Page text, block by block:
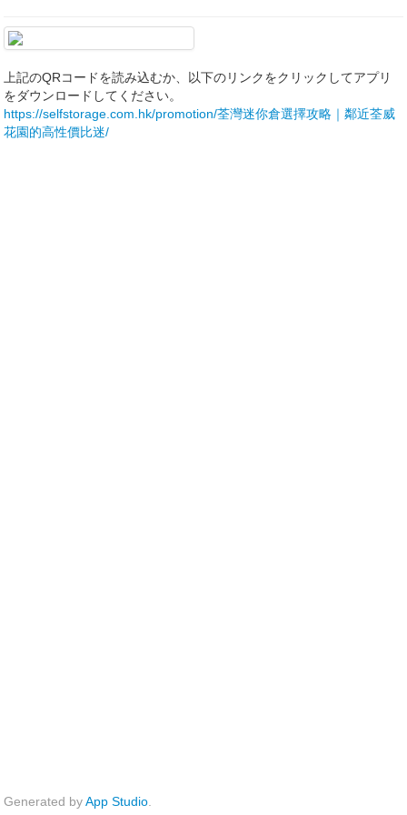
上記のQRコードを読み込むか、以下のリンクをクリックしてアプリ
をダウンロードしてください。
https://selfstorage.com.hk/promotion/荃灣迷你倉選擇攻略｜鄰近荃威
花園的高性價比迷/
Generated byApp Studio